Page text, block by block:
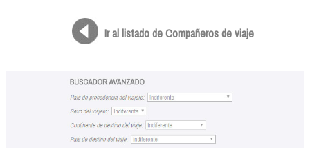
Ir al listado de Compañeros de viaje